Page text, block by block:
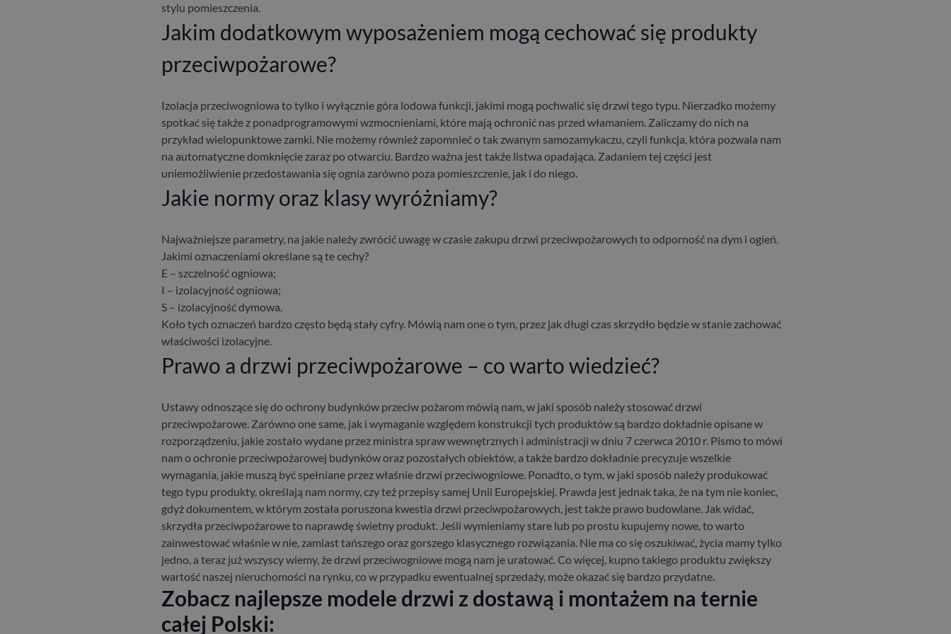
stylu pomieszczenia.
Jakim dodatkowym wyposażeniem mogą cechować się produkty
przeciwpożarowe?
Izolacja przeciwogniowa to tylko i wyłącznie góra lodowa funkcji, jakimi mogą pochwalić się drzwi tego typu. Nierzadko możemy
spotkać się także z ponadprogramowymi wzmocnieniami, które mają ochronić nas przed włamaniem. Zaliczamy do nich na
przykład wielopunktowe zamki. Nie możemy również zapomnieć o tak zwanym samozamykaczu, czyli funkcja, która pozwala nam
na automatyczne domknięcie zaraz po otwarciu. Bardzo ważna jest także listwa opadająca. Zadaniem tej części jest
uniemożliwienie przedostawania się ognia zarówno poza pomieszczenie, jak i do niego.
Jakie normy oraz klasy wyróżniamy?
Najważniejsze parametry, na jakie należy zwrócić uwagę w czasie zakupu drzwi przeciwpożarowych to odporność na dym i ogień.
Jakimi oznaczeniami określane są te cechy?
E – szczelność ogniowa;
I – izolacyjność ogniowa;
S – izolacyjność dymowa.
Koło tych oznaczeń bardzo często będą stały cyfry. Mówią nam one o tym, przez jak długi czas skrzydło będzie w stanie zachować
właściwości izolacyjne.
Prawo a drzwi przeciwpożarowe – co warto wiedzieć?
Ustawy odnoszące się do ochrony budynków przeciw pożarom mówią nam, w jaki sposób należy stosować drzwi
przeciwpożarowe. Zarówno one same, jak i wymaganie względem konstrukcji tych produktów są bardzo dokładnie opisane w
rozporządzeniu, jakie zostało wydane przez ministra spraw wewnętrznych i administracji w dniu 7 czerwca 2010 r. Pismo to mówi
nam o ochronie przeciwpożarowej budynków oraz pozostałych obiektów, a także bardzo dokładnie precyzuje wszelkie
wymagania, jakie muszą być spełniane przez właśnie drzwi przeciwogniowe. Ponadto, o tym, w jaki sposób należy produkować
tego typu produkty, określają nam normy, czy też przepisy samej Unii Europejskiej. Prawda jest jednak taka, że na tym nie koniec,
gdyż dokumentem, w którym została poruszona kwestia drzwi przeciwpożarowych, jest także prawo budowlane. Jak widać,
skrzydła przeciwpożarowe to naprawdę świetny produkt. Jeśli wymieniamy stare lub po prostu kupujemy nowe, to warto
zainwestować właśnie w nie, zamiast tańszego oraz gorszego klasycznego rozwiązania. Nie ma co się oszukiwać, życia mamy tylko
jedno, a teraz już wszyscy wiemy, że drzwi przeciwogniowe mogą nam je uratować. Co więcej, kupno takiego produktu zwiększy
wartość naszej nieruchomości na rynku, co w przypadku ewentualnej sprzedaży, może okazać się bardzo przydatne.
Zobacz najlepsze modele drzwi z dostawą i montażem na ternie
całej Polski: